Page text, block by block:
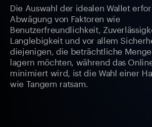
Die Auswahl der idealen Wallet
Abwägung von Faktoren wie
Benutzerfreundlichkeit,
Langlebigkeit und vor allem
diejenigen, die beträchtliche
lagern möchten, während das
minimiert wird, ist die Wahl einer
wie Tangem ratsam.